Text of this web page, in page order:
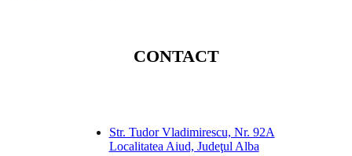
CONTACT
Str. Tudor Vladimirescu, Nr. 92A
Localitatea Aiud, Judeţul Alba